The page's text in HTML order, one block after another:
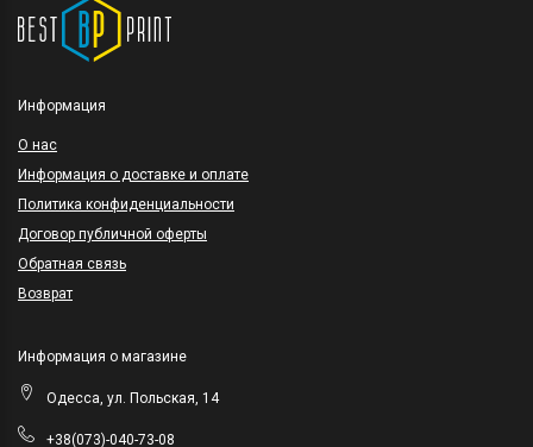
Информация
O нас
Информация о доставке и оплате
Политика конфиденциальности
Договор публичной оферты
Обратная связь
Возврат
Информация о магазине
Одесса, ул. Польская, 14
+38(073)-040-73-08